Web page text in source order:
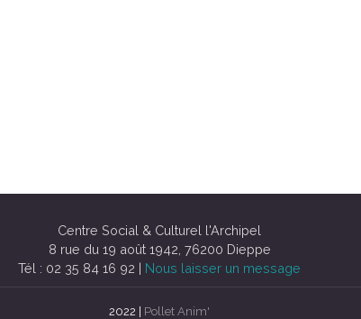
Centre Social & Culturel l'Archipel
8 rue du 19 août 1942, 76200 Dieppe
Tél : 02 35 84 16 92 | Nous laisser un message
2022 | Pollet Anim'